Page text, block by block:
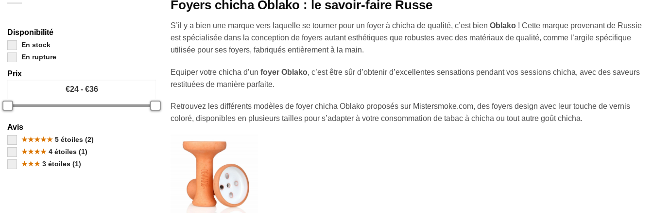
Disponibilité
En stock
En rupture
Prix
Avis
★★★★★ 5 étoiles (2)
★★★★ 4 étoiles (1)
★★★ 3 étoiles (1)
Foyers chicha Oblako : le savoir-faire Russe
S’il y a bien une marque vers laquelle se tourner pour un foyer à chicha de qualité, c’est bien Oblako ! Cette marque provenant de Russie
est spécialisée dans la conception de foyers autant esthétiques que robustes avec des matériaux de qualité, comme l’argile spécifique
utilisée pour ses foyers, fabriqués entièrement à la main.
Equiper votre chicha d’un foyer Oblako, c’est être sûr d’obtenir d’excellentes sensations pendant vos sessions chicha, avec des saveurs
restituées de manière parfaite.
Retrouvez les différents modèles de foyer chicha Oblako proposés sur Mistersmoke.com, des foyers design avec leur touche de vernis
coloré, disponibles en plusieurs tailles pour s’adapter à votre consommation de tabac à chicha ou tout autre goût chicha.